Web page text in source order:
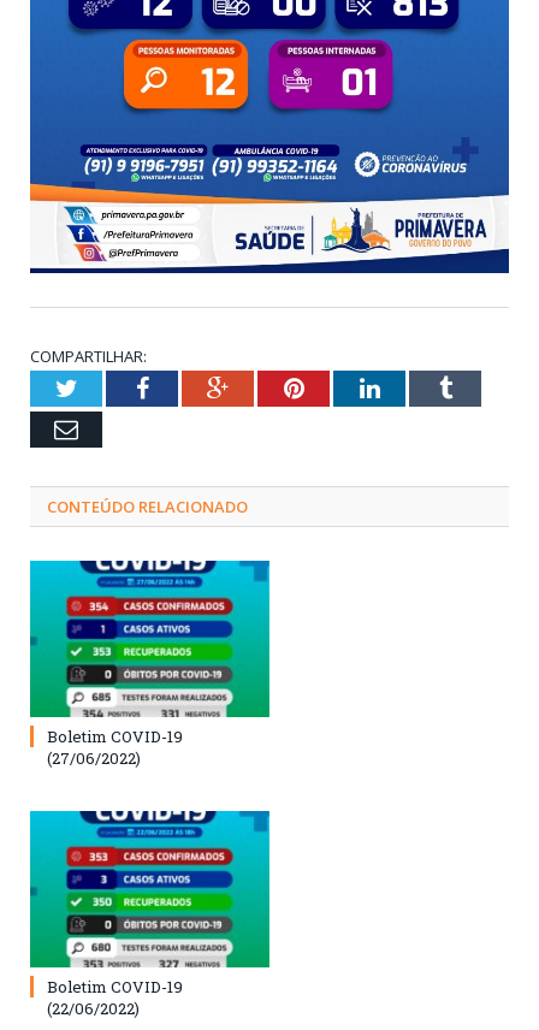
COMPARTILHAR:
TwitterFacebookGoogle+PinterestLinkedInTumblr
Email
CONTEÚDO RELACIONADO
Boletim COVID-19
(27/06/2022)
Boletim COVID-19
(22/06/2022)